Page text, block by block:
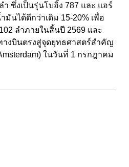
ซึ่งเป็นรุ่นโบอิ้ง 787 และ แอร์
นได้ดีกว่าเดิม 15-20% เพื่อ
ลำภายในสิ้นปี 2569 และ
างบินตรงสู่จุดยุทธศาสตร์สำคัญ
ในวันที่ 1 กรกฎาคม